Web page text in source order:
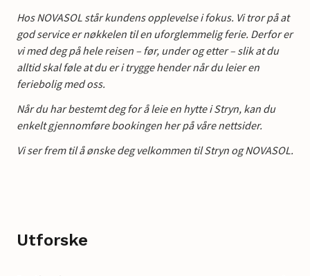
Hos NOVASOL står kundens opplevelse i fokus. Vi tror på at
god service er nøkkelen til en uforglemmelig ferie. Derfor er
vi med deg på hele reisen – før, under og etter – slik at du
alltid skal føle at du er i trygge hender når du leier en
feriebolig med oss.
Når du har bestemt deg for å leie en hytte i Stryn, kan du
enkelt gjennomføre bookingen her på våre nettsider.
Vi ser frem til å ønske deg velkommen til Stryn og NOVASOL.
Utforske